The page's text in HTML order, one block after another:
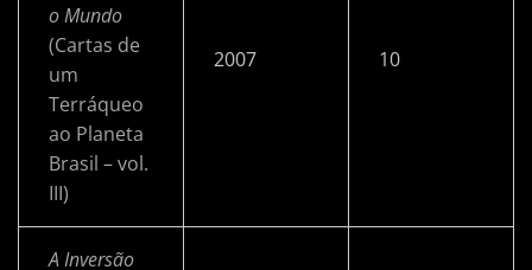
o Mundo
(Cartas de
um
Terráqueo
ao Planeta
Brasil – vol.
III)
2007 10
A Inversão